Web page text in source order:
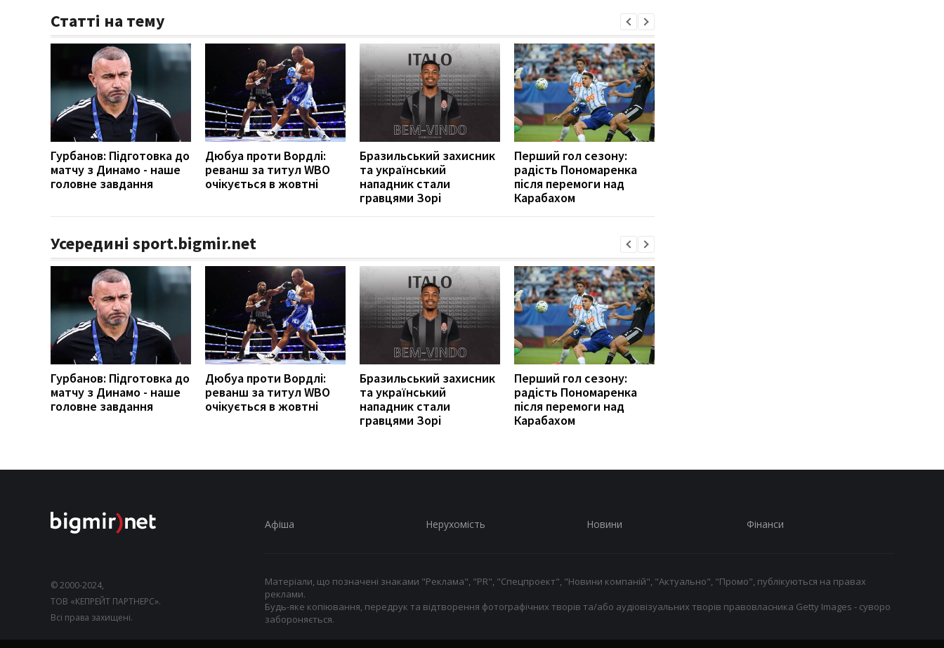
Статті на тему
Гурбанов: Підготовка до
матчу з Динамо - наше
головне завдання
Дюбуа проти Вордлі:
реванш за титул WBO
очікується в жовтні
Бразильський захисник
та український
нападник стали
гравцями Зорі
Перший гол сезону:
радість Пономаренка
після перемоги над
Карабахом
Усередині sport.bigmir.net
Гурбанов: Підготовка до
матчу з Динамо - наше
головне завдання
Дюбуа проти Вордлі:
реванш за титул WBO
очікується в жовтні
Бразильський захисник
та український
нападник стали
гравцями Зорі
Перший гол сезону:
радість Пономаренка
після перемоги над
Карабахом
© 2000-2024,
ТОВ «КЕПРЕЙТ ПАРТНЕРС».
Всі права захищені.
Афіша Нерухомість Новини Фінанси
Матеріали, що позначені знаками "Реклама", "PR", "Спецпроект", "Новини компаній", "Актуально", "Промо", публікуються на правах
реклами.
Будь-яке копіювання, передрук та відтворення фотографічних творів та/або аудіовізуальних творів правовласника Getty Images - суворо
забороняється.